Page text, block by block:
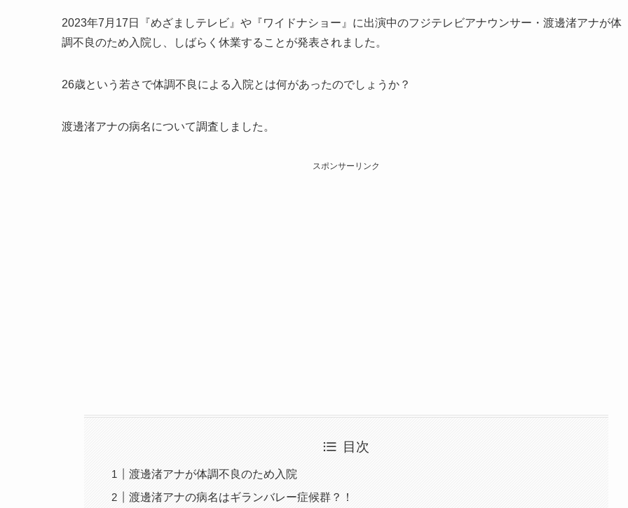
2023年7月17日『めざましテレビ』や『ワイドナショー』に出演中のフジテレビアナウンサー・渡邊渚アナが体
調不良のため入院し、しばらく休業することが発表されました。
26歳という若さで体調不良による入院とは何があったのでしょうか？
渡邊渚アナの病名について調査しました。
スポンサーリンク
目次
渡邊渚アナが体調不良のため入院
渡邊渚アナの病名はギランバレー症候群？！